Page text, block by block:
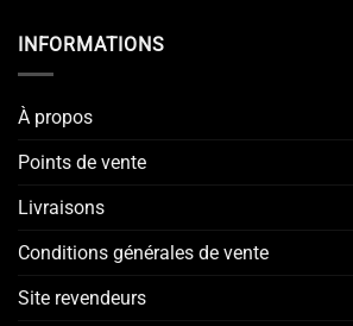
INFORMATIONS
À propos
Points de vente
Livraisons
Conditions générales de vente
Site revendeurs